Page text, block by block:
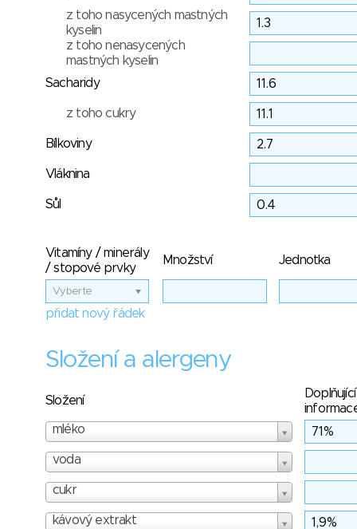
z toho nasycených mastných
kyselin
z toho nenasycených
mastných kyselin
Sacharidy
z toho cukry
Bílkoviny
Vláknina
Sůl
Vitamíny / minerály
/ stopové prvky
Množství Jednotka
Vyberte
přidat nový řádek
Složení a alergeny
Složení
Doplňující
mléko
voda
cukr
kávový extrakt